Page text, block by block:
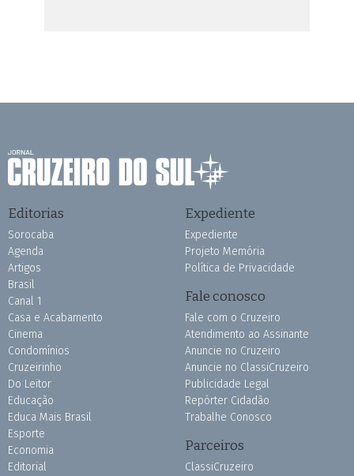
Editorias
Sorocaba
Agenda
Artigos
Brasil
Canal 1
Casa e Acabamento
Cinema
Condomínios
Cruzeirinho
Do Leitor
Educação
Educa Mais Brasil
Esporte
Economia
Editorial
Expediente
Expediente
Projeto Memória
Política de Privacidade
Fale conosco
Fale com o Cruzeiro
Atendimento ao Assinante
Anuncie no Cruzeiro
Anuncie no ClassiCruzeiro
Publicidade Legal
Repórter Cidadão
Trabalhe Conosco
Parceiros
ClassiCruzeiro